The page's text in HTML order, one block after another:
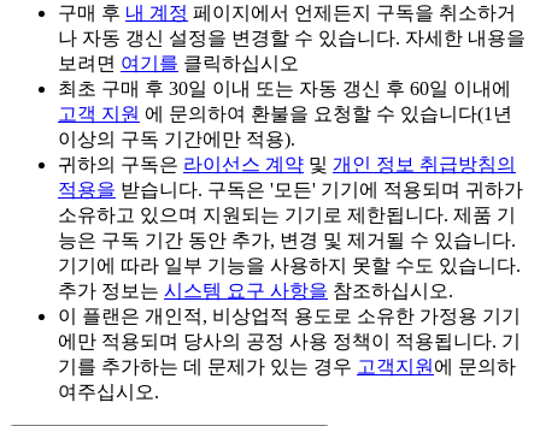
구매 후 내 계정 페이지에서 언제든지 구독을 취소하거
나 자동 갱신 설정을 변경할 수 있습니다. 자세한 내용을
보려면 여기를 클릭하십시오
최초 구매 후 30일 이내 또는 자동 갱신 후 60일 이내에
고객 지원 에 문의하여 환불을 요청할 수 있습니다(1년
이상의 구독 기간에만 적용).
귀하의 구독은 라이선스 계약 및 개인 정보 취급방침의
적용을 받습니다. 구독은 '모든' 기기에 적용되며 귀하가
소유하고 있으며 지원되는 기기로 제한됩니다. 제품 기
능은 구독 기간 동안 추가, 변경 및 제거될 수 있습니다.
기기에 따라 일부 기능을 사용하지 못할 수도 있습니다.
추가 정보는 시스템 요구 사항을 참조하십시오.
이 플랜은 개인적, 비상업적 용도로 소유한 가정용 기기
에만 적용되며 당사의 공정 사용 정책이 적용됩니다. 기
기를 추가하는 데 문제가 있는 경우 고객지원 에 문의하
여주십시오.